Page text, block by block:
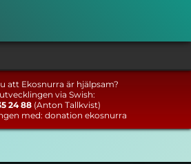
att Ekosnurra är hjälpsam?
via Swish:
24 88 (Anton Tallkvist)
med: donation ekosnurra